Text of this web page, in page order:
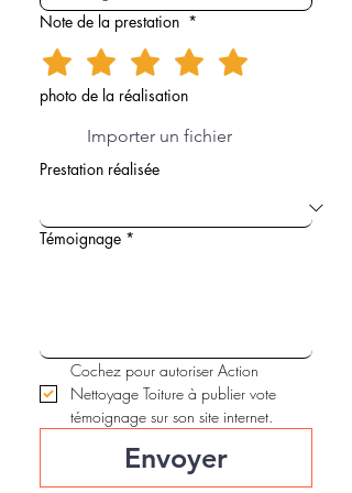
Note de la prestation *
photo de la réalisation
Importer un fichier
Prestation réalisée
Témoignage *
Cochez pour autoriser Action
Nettoyage Toiture à publier vote
Envoyer